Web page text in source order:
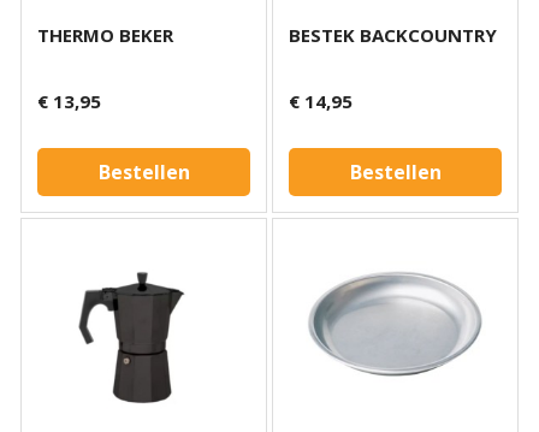
THERMO BEKER
€ 13,95
Bestellen
BESTEK BACKCOUNTRY
€ 14,95
Bestellen